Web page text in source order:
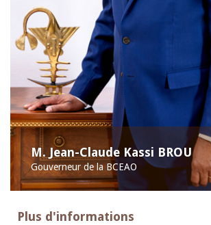
M. Jean-Claude Kassi BROU
Gouverneur de la BCEAO
Plus d'informations